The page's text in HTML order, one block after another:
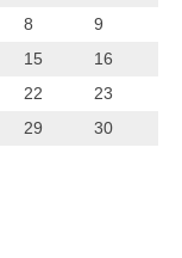
8
9
15
16
22
23
29
30